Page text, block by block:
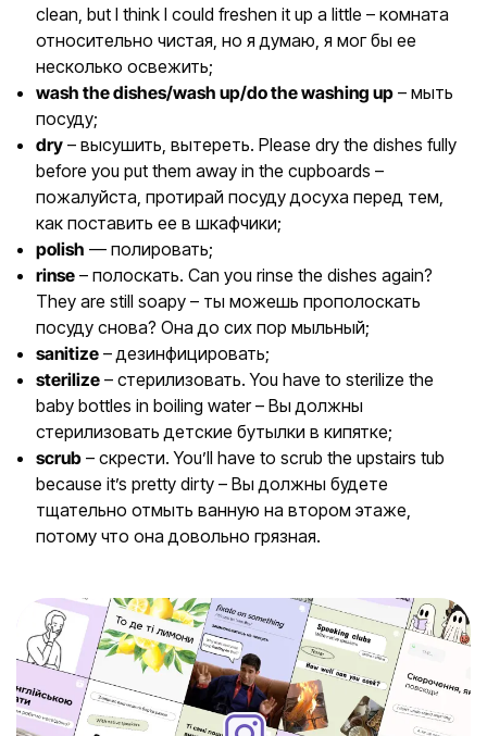
clean, but I think I could freshen it up a little – комната
относительно чистая, но я думаю, я мог бы ее
несколько освежить;
wash the dishes/wash up/do the washing up – мыть
посуду;
dry – высушить, вытереть. Please dry the dishes fully
before you put them away in the cupboards –
пожалуйста, протирай посуду досуха перед тем,
как поставить ее в шкафчики;
polish — полировать;
rinse – полоскать. Can you rinse the dishes again?
They are still soapy – ты можешь прополоскать
посуду снова? Она до сих пор мыльный;
sanitize – дезинфицировать;
sterilize – стерилизовать. You have to sterilize the
baby bottles in boiling water – Вы должны
стерилизовать детские бутылки в кипятке;
scrub – скрести. You’ll have to scrub the upstairs tub
because it’s pretty dirty – Вы должны будете
тщательно отмыть ванную на втором этаже,
потому что она довольно грязная.